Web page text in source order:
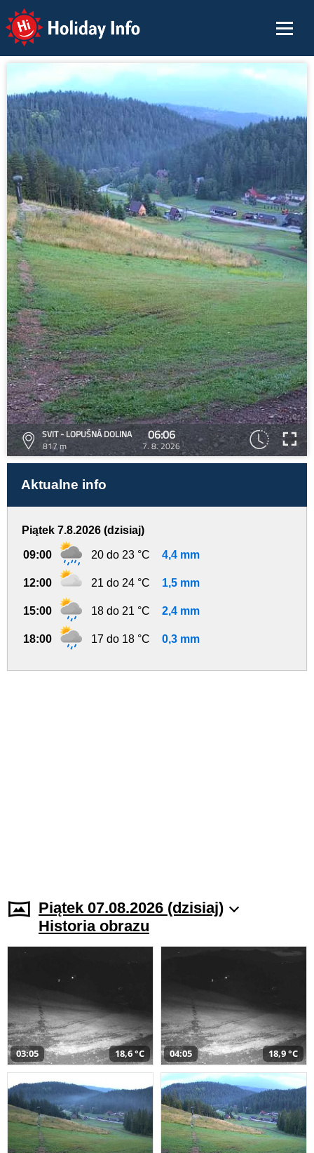
Holiday Info
SVIT - LOPUŠNÁ DOLINA
817 m
06:06
7. 8. 2026
Aktualne info
Piątek 7.8.2026 (dzisiaj)
09:00 20 do 23 °C 4,4 mm
12:00 21 do 24 °C 1,5 mm
15:00 18 do 21 °C 2,4 mm
18:00 17 do 18 °C 0,3 mm
Piątek 07.08.2026 (dzisiaj)
Historia obrazu
03:05 18,6 °C 04:05 18,9 °C